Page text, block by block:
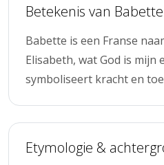
Betekenis van Babette
Babette is een Franse
Elisabeth, wat God is mijn
symboliseert kracht en
Etymologie &